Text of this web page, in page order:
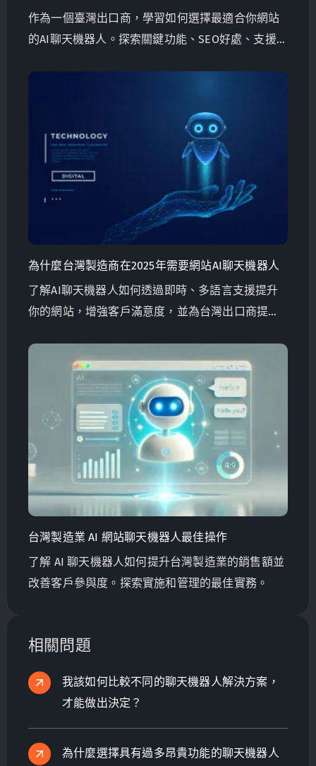
作為一個臺灣出口商，學習如何選擇最適合你網站
的AI聊天機器人。探索關鍵功能、SEO好處、支援多
為什麼台灣製造商在2025年需要網站AI聊天機器人
了解AI聊天機器人如何透過即時、多語言支援提升
你的網站，增強客戶滿意度，並為台灣出口商提升
台灣製造業 AI 網站聊天機器人最佳操作
了解 AI 聊天機器人如何提升台灣製造業的銷售額並
改善客戶參與度。探索實施和管理的最佳實務。
相關問題
我該如何比較不同的聊天機器人解決方案，
才能做出決定？
為什麼選擇具有過多昂貴功能的聊天機器人